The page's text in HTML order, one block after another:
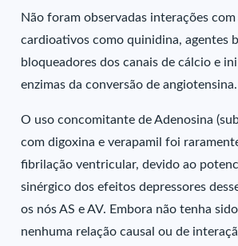
Não foram observadas interações
cardioativos como quinidina, agentes
bloqueadores dos canais de cálcio e
enzimas da conversão de angiotensina.
O uso concomitante de Adenosina
com digoxina e verapamil foi
fibrilação ventricular, devido ao
sinérgico dos efeitos depressores
os nós AS e AV. Embora não tenha
nenhuma relação causal ou de